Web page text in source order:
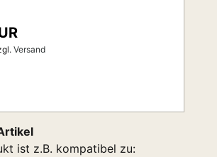
Versand
ist z.B. kompatibel zu: